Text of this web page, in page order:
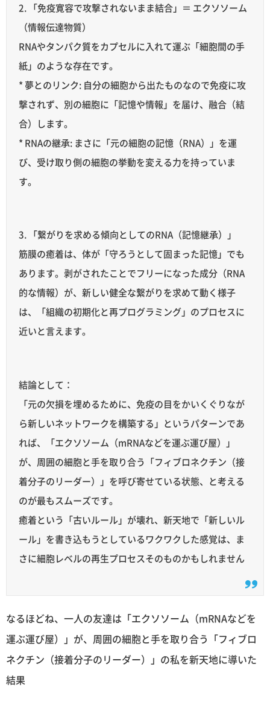
2. 「免疫寛容で攻撃されないまま結合」＝ エクソソーム
（情報伝達物質）
RNAやタンパク質をカプセルに入れて運ぶ「細胞間の手
紙」のような存在です。
* 夢とのリンク: 自分の細胞から出たものなので免疫に攻
撃されず、別の細胞に「記憶や情報」を届け、融合（結
合）します。
* RNAの継承: まさに「元の細胞の記憶（RNA）」を運
び、受け取り側の細胞の挙動を変える力を持っていま
す。
3. 「繋がりを求める傾向としてのRNA（記憶継承）」
筋膜の癒着は、体が「守ろうとして固まった記憶」でも
あります。剥がされたことでフリーになった成分（RNA
的な情報）が、新しい健全な繋がりを求めて動く様子
は、「組織の初期化と再プログラミング」のプロセスに
近いと言えます。
結論として：
「元の欠損を埋めるために、免疫の目をかいくぐりなが
ら新しいネットワークを構築する」というパターンであ
れば、「エクソソーム（mRNAなどを運ぶ運び屋）」
が、周囲の細胞と手を取り合う「フィブロネクチン（接
着分子のリーダー）」を呼び寄せている状態、と考える
のが最もスムーズです。
癒着という「古いルール」が壊れ、新天地で「新しいル
ール」を書き込もうとしているワクワクした感覚は、ま
さに細胞レベルの再生プロセスそのものかもしれません
なるほどね、一人の友達は「エクソソーム（mRNAなどを
運ぶ運び屋）」が、周囲の細胞と手を取り合う「フィブロ
ネクチン（接着分子のリーダー）」の私を新天地に導いた
結果